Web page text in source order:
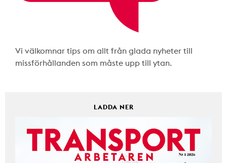
Vi välkomnar tips om allt från glada nyheter till
missförhållanden som måste upp till ytan.
LADDA NER